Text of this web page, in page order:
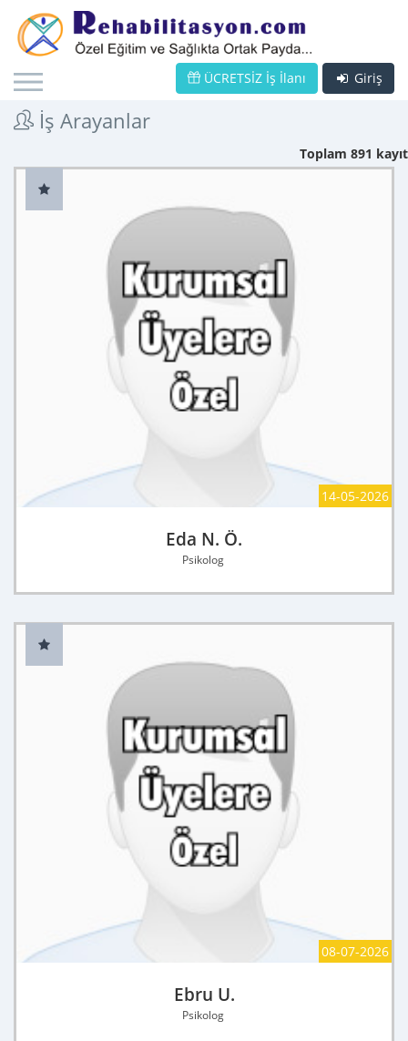
Giriş
ÜCRETSİZ İş İlanı
İş Arayanlar
Toplam 891 kayıt
14-05-2026
Eda N. Ö.
Psikolog
08-07-2026
Ebru U.
Psikolog